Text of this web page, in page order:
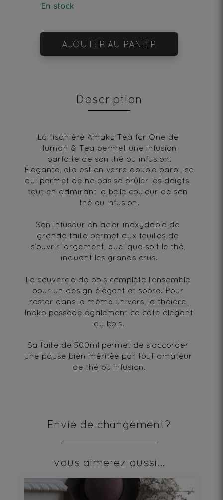
En stock
AJOUTER AU PANIER
Description
La tisanière Amako Tea for One de
Human & Tea permet une infusion
parfaite de son thé ou infusion.
Élégante, elle est en verre double paroi, ce
qui permet de ne pas se brûler les doigts,
tout en admirant la belle couleur de son
thé ou infusion.
Son infuseur en acier inoxydable de
grande taille permet aux feuilles de
s’ouvrir largement, quel que soit le thé,
incluant les grands crus.
Le couvercle de bois complète l’ensemble
pour un design élégant et sobre. Pour
rester dans le même univers, la théière
Ineko possède également ce côté élégant
du bois.
Sa taille de 500ml permet de s’accorder
une pause bien méritée par tout amateur
de thé ou infusion.
Envie de changement?
vous aimerez aussi...